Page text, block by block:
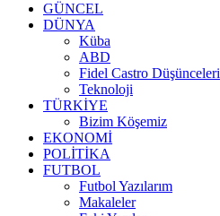
GÜNCEL
DÜNYA
Küba
ABD
Fidel Castro Düşünceleri
Teknoloji
TÜRKİYE
Bizim Köşemiz
EKONOMİ
POLİTİKA
FUTBOL
Futbol Yazılarım
Makaleler